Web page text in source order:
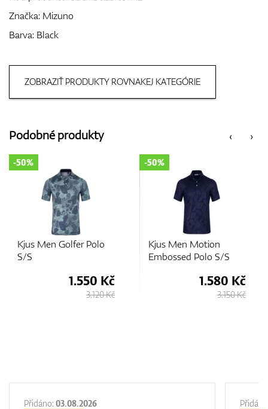
Vozíky
GPS/Dálkoměry
Dárkové poukazy
Značka: Mizuno
Barva: Black
ZOBRAZIŤ PRODUKTY ROVNAKEJ KATEGÓRIE
‹
Podobné produkty ›
Polo
Kjus Men Motion
Embossed Polo S/S
Heat.RDY
Přidáno: 03.08.2026